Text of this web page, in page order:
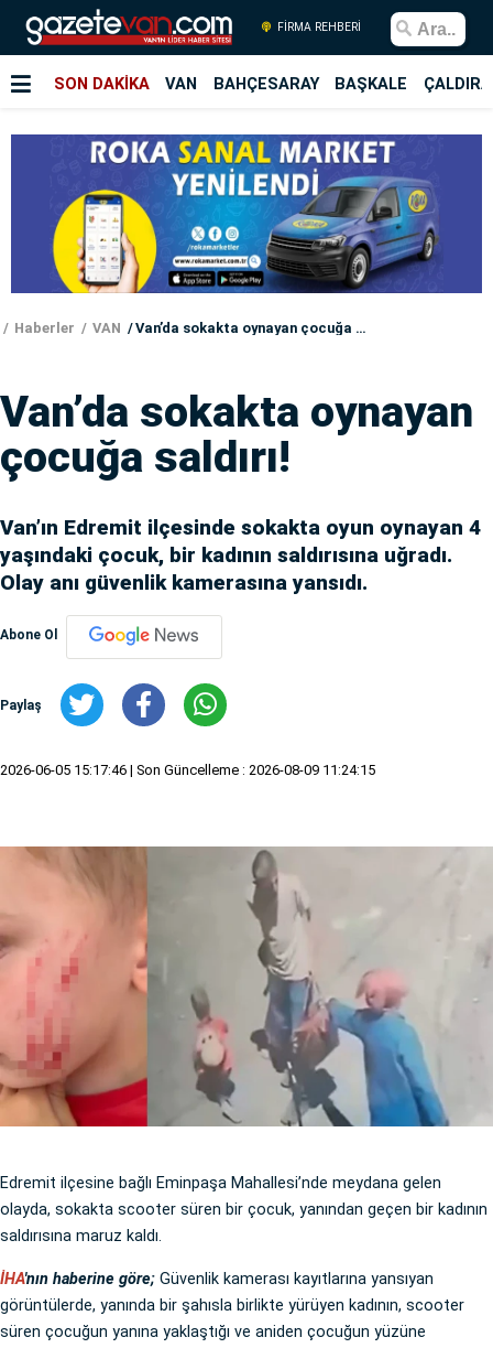
FİRMA REHBERİ
SON DAKİKA VAN BAHÇESARAY BAŞKALE
Haberler VAN Van’da sokakta oynayan çocuğa saldırı!
Van’da sokakta oynayan
çocuğa saldırı!
Van’ın Edremit ilçesinde sokakta oyun oynayan 4
yaşındaki çocuk, bir kadının saldırısına uğradı.
Olay anı güvenlik kamerasına yansıdı.
Abone Ol
Paylaş
2026-06-05 15:17:46 | Son Güncelleme : 2026-08-09 11:24:15
Edremit ilçesine bağlı Eminpaşa Mahallesi’nde meydana gelen
olayda, sokakta scooter süren bir çocuk, yanından geçen bir kadının
saldırısına maruz kaldı.
İHA'nın haberine göre; Güvenlik kamerası kayıtlarına yansıyan
görüntülerde, yanında bir şahısla birlikte yürüyen kadının, scooter
süren çocuğun yanına yaklaştığı ve aniden çocuğun yüzüne